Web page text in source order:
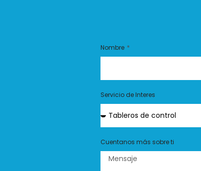
Nombre
Servicio de Interes
Cuentanos más sobre ti